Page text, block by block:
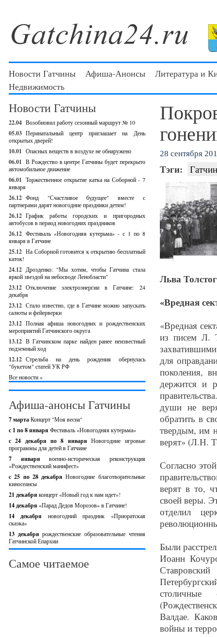
Новости Гатчины Афиша-Анонсы
Литература и
Недвижимость
Новости Гатчины
22.04 Возобновил работу сезонный маршрут № 10
05.03 Перинатальный центр приглашает на День
открытых дверей!
10.01 Опасных веществ в воздухе не обнаружено
06.01 В Рождество в центре Гатчины будет перекрыто
автомобильное движение
06.01 Торжественное открытие катка на Соборной - 7
января
26.12 Фонд "Счастливое будущее" вместе с
партнерами дарят новогодние праздники детям!
26.12 График работы городских и пригородных
автобусов в период новогодних праздников
26.12 Фестиваль «Новогодняя кутерьма» - с 1 по 8
января в Гатчине
25.12 На Соборной готовится к открытию бесплатный
каток!
24.12 Дрозденко: "Мы хотим, чтобы Гатчина стала
яркой звездой на небосводе Ленобласти"
23.12 Отключение электроэнергии в Гатчине: 24
декабря
23.12 Стало известно, где в Гатчине можно запускать
салюты и фейерверки
23.12 Полная афиша новогодних и рождественских
мероприятий Гатчинского округа
13.12 В Гатчинском парке найден ранее неизвестный
подземный ход
12.12 Стрельба на день рождения обернулась
"букетом" статей УК РФ
Все новости »
Афиша-анонсы Гатчины
7 мартаКонцерт "Моя весна"
с 1 по 8 января Фестиваль «Новогодняя кутерьма»
с 24 декабря по 8 январяНовогодние игровые
программы для детей в Гатчине
7 январявоенно-историческая реконструкция
«Рождественский манифест»
c 25 по 28 декабряНовогодние благотворительные
киносеансы
21 декабря концерт «Новый год к нам идет»!
14 декабря «Парад Дедов Морозов» в Гатчине!
14 декабря новогодний праздник «Приоратская
сказка»
13 декабрярождественские образовательные чтения
Гатчинской Епархии
Самое читаемое
28 сентября
Тэги:
Льва
«Вредная
«Вредная
из писем Л.
для
поколения,
держится и
души не
обратить в
твердым, им
верят» (Л.Н.
Согласно
верят в то,
своей веры.
отделил
Были
Иоанн
столичные
Валдае.
войны и